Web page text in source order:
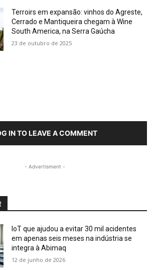
Terroirs em expansão: vinhos do Agreste,
Cerrado e Mantiqueira chegam à Wine
South America, na Serra Gaúcha
23 de outubro de 2025
IN TO LEAVE A COMMENT
- Advertisment -
IoT que ajudou a evitar 30 mil acidentes
em apenas seis meses na indústria se
integra à Abimaq
12 de junho de 2026